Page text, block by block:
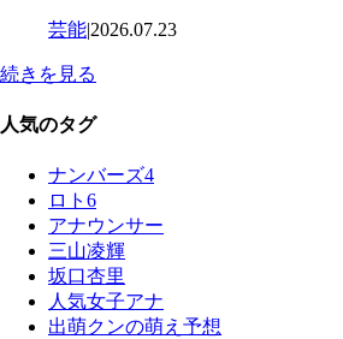
芸能|2026.07.23
続きを見る
人気のタグ
ナンバーズ4
ロト6
アナウンサー
三山凌輝
坂口杏里
人気女子アナ
出萌クンの萌え予想